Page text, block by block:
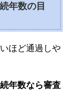
年数の目
ほど通過しや
年数なら審査